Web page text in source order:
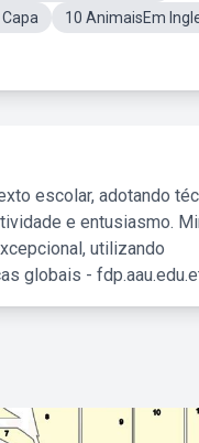
10 AnimaisEm
escolar, adotando
e entusiasmo.
utilizando
globais -